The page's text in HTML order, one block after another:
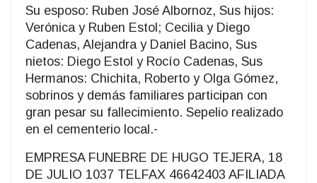
Su esposo: Ruben José Albornoz, Sus hijos:
Verónica y Ruben Estol; Cecilia y Diego
Cadenas, Alejandra y Daniel Bacino, Sus
nietos: Diego Estol y Rocío Cadenas, Sus
Hermanos: Chichita, Roberto y Olga Gómez,
sobrinos y demás familiares participan con
gran pesar su fallecimiento. Sepelio realizado
en el cementerio local.-
EMPRESA FUNEBRE DE HUGO TEJERA, 18
DE JULIO 1037 TELFAX 46642403 AFILIADA